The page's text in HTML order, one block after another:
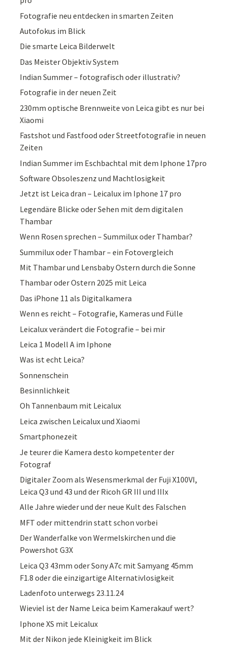
Fotografie neu entdecken in smarten Zeiten
Autofokus im Blick
Die smarte Leica Bilderwelt
Das Meister Objektiv System
Indian Summer – fotografisch oder illustrativ?
Fotografie in der neuen Zeit
230mm optische Brennweite von Leica gibt es nur bei
Xiaomi
Fastshot und Fastfood oder Streetfotografie in neuen
Zeiten
Indian Summer im Eschbachtal mit dem Iphone 17pro
Software Obsoleszenz und Machtlosigkeit
Jetzt ist Leica dran – Leicalux im Iphone 17 pro
Legendäre Blicke oder Sehen mit dem digitalen
Thambar
Wenn Rosen sprechen – Summilux oder Thambar?
Summilux oder Thambar – ein Fotovergleich
Mit Thambar und Lensbaby Ostern durch die Sonne
Thambar oder Ostern 2025 mit Leica
Das iPhone 11 als Digitalkamera
Wenn es reicht – Fotografie, Kameras und Fülle
Leicalux verändert die Fotografie – bei mir
Leica 1 Modell A im Iphone
Was ist echt Leica?
Sonnenschein
Besinnlichkeit
Oh Tannenbaum mit Leicalux
Leica zwischen Leicalux und Xiaomi
Smartphonezeit
Je teurer die Kamera desto kompetenter der
Fotograf
Digitaler Zoom als Wesensmerkmal der Fuji X100VI,
Leica Q3 und 43 und der Ricoh GR III und IIIx
Alle Jahre wieder und der neue Kult des Falschen
MFT oder mittendrin statt schon vorbei
Der Wanderfalke von Wermelskirchen und die
Powershot G3X
Leica Q3 43mm oder Sony A7c mit Samyang 45mm
F1.8 oder die einzigartige Alternativlosigkeit
Ladenfoto unterwegs 23.11.24
Wieviel ist der Name Leica beim Kamerakauf wert?
Iphone XS mit Leicalux
Mit der Nikon jede Kleinigkeit im Blick